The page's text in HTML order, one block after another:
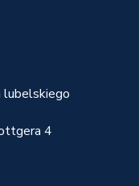
4